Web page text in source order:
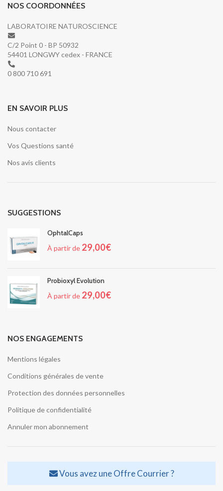
NOS COORDONNÉES
LABORATOIRE NATUROSCIENCE
C/2 Point 0 - BP 50932
54401 LONGWY cedex - FRANCE
0 800 710 691
EN SAVOIR PLUS
Nous contacter
Vos Questions santé
Nos avis clients
SUGGESTIONS
OphtalCaps
À partir de 29,00€
Probioxyl Evolution
À partir de 29,00€
NOS ENGAGEMENTS
Mentions légales
Conditions générales de vente
Protection des données personnelles
Politique de confidentialité
Annuler mon abonnement
Vous avez une Offre Courrier ?